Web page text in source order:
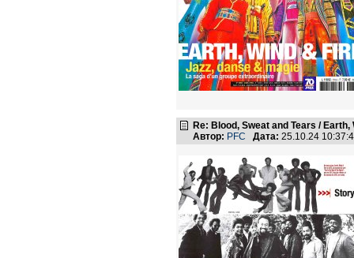
Re: Blood, Sweat and Tears / Earth,
Автор: PFC Дата: 25.10.24